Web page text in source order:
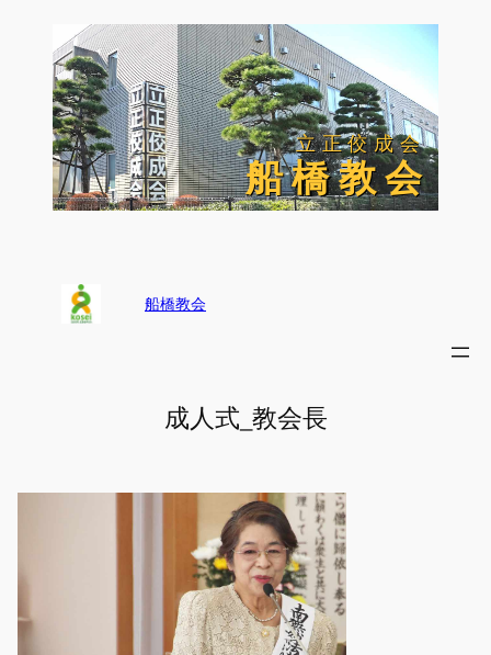
立正佼成会
立正佼成会
船 橋 教 会
船 橋 教 会
船橋教会
成人式_教会長